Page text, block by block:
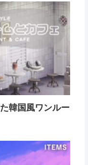
韓国風ワンルー